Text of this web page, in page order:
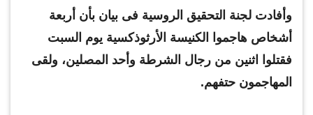
وأفادت لجنة التحقيق الروسية فى بيان بأن أربعة
أشخاص هاجموا الكنيسة الأرثوذكسية يوم السبت
فقتلوا اثنين من رجال الشرطة وأحد المصلين، ولقى
المهاجمون حتفهم.